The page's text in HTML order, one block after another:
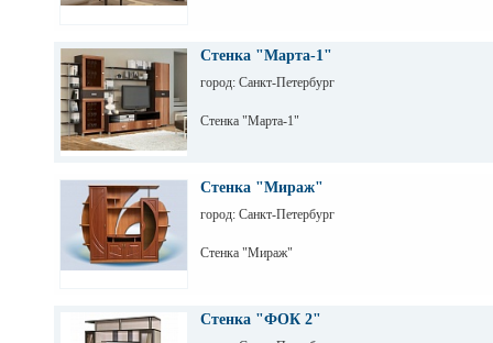
Стенка "Марта-1"
город: Санкт-Петербург
Стенка "Марта-1"
Стенка "Мираж"
город: Санкт-Петербург
Стенка "Мираж"
Стенка "ФОК 2"